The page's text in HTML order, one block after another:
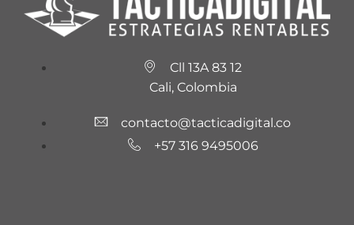
Cll 13A 83 12
Cali, Colombia
contacto@tacticadigital.co
+57 316 9495006